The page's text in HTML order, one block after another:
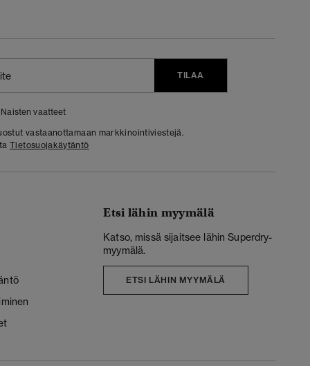
TILAA
Naisten vaatteet
vastaanottamaan markkinointiviestejä.
Tietosuojakäytäntö
Etsi lähin myymälä
Katso, missä sijaitsee lähin Superdry-
myymälä.
ETSI LÄHIN MYYMÄLÄ